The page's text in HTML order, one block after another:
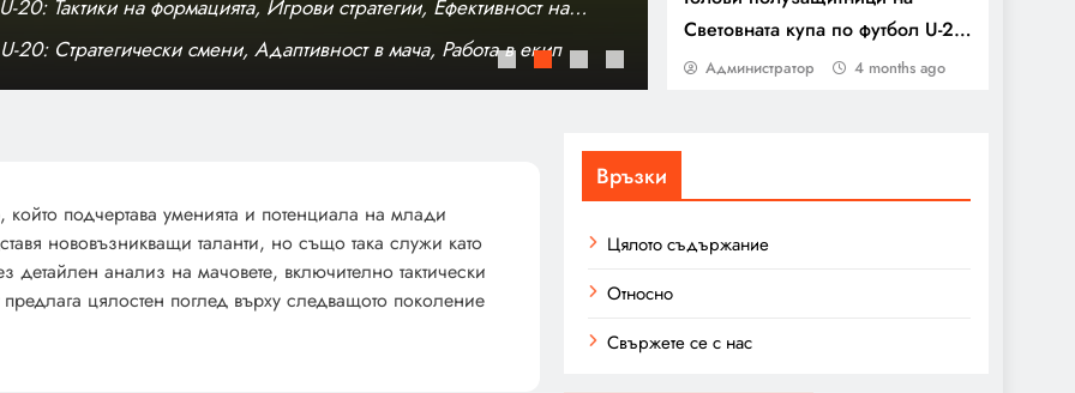
Световната купа по футбол U-20
2023: Голове, Асистенции,
Администратор 4 months ago
20: Тактики на формацията, Игрови стратегии, Ефективност на
20: Стратегически смени, Адаптивност в мача, Работа в екип
Стратегии за статични положения на
младежи до 20 години 2023: ъглови
играчите
Сенегал U-20 срещу Тунис U-20:
роли на играчите
подчертава уменията и потенциала на млади
нововъзникващи таланти, но също така служи като
анализ на мачовете, включително тактически
цялостен поглед върху следващото поколение
Връзки
Цялото съдържание
Относно
Свържете се с нас